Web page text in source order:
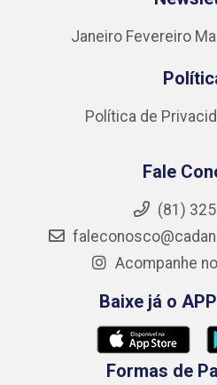
Janeiro Fevereiro
Política de
Fale
(81)
Acompanhe
Baixe já o
Formas de